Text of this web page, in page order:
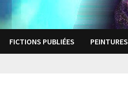
FICTIONS PUBLIÉES PEINTURES